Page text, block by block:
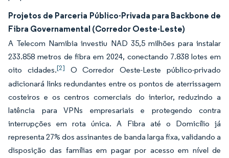
Projetos de Parceria Público-Privada para Backbone de
Fibra Governamental (Corredor Oeste-Leste)
A Telecom Namibia investiu NAD 35,5 milhões para instalar
233.858 metros de fibra em 2024, conectando 7.838 lotes em
oito cidades.[2]
O Corredor Oeste-Leste público-privado
adicionará links redundantes entre os pontos de aterrissagem
costeiros e os centros comerciais do interior, reduzindo a
latência para VPNs empresariais e protegendo contra
interrupções em rota única. A Fibra até o Domicílio já
representa 27% dos assinantes de banda larga fixa, validando a
disposição das famílias em pagar por acesso em nível de